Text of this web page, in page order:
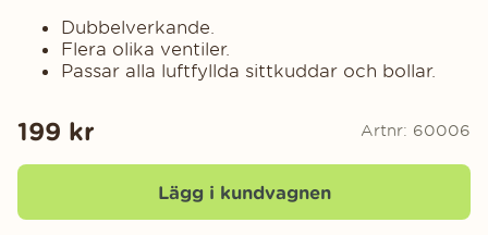
Dubbelverkande.
Flera olika ventiler.
Passar alla luftfyllda sittkuddar och bollar.
199 kr Artnr: 60006
Lägg i kundvagnen